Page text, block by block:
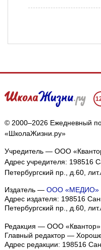
© 2000–2026 Ежедневный
«ШколаЖизни.ру»
Учредитель — ООО
Адрес учредителя: 198516
Петербургский пр., д.60,
Издатель — ООО «МЕДИО»
Адрес издателя: 198516
Петербургский пр., д.60,
Редакция — ООО «Квантор»
Главный редактор —
Адрес редакции: 198516